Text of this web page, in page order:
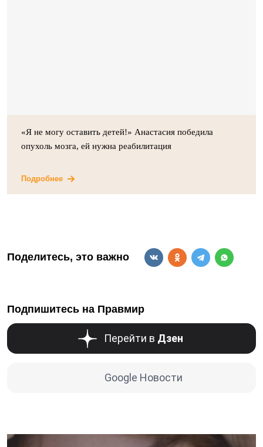
«Я не могу оставить детей!» Анастасия победила
опухоль мозга, ей нужна реабилитация
Подробнее
Поделитесь, это важно
Подпишитесь на Правмир
Перейти в Дзен
Google Новости